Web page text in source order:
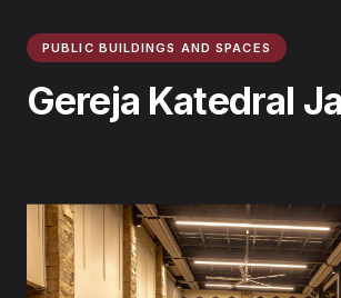
PUBLIC BUILDINGS AND SPACES
Gereja Katedral